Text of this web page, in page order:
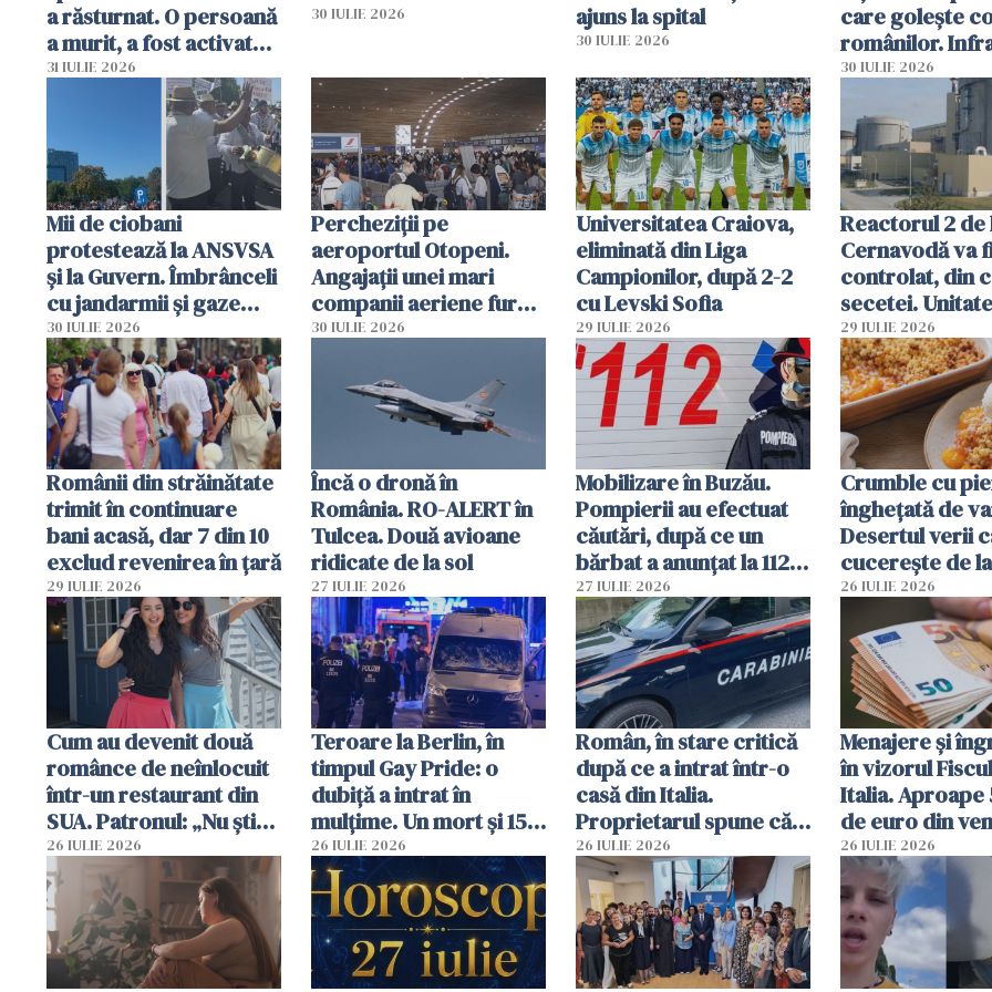
a răsturnat. O persoană
a murit, a fost activat
planul roșu de
31 IULIE 2026
30 IULIE 2026
ajuns la spital
30 IULIE 2026
care golește
românilor.
folosesc
Ghișeul.ro și
Române
30 IULIE 2026
Mii de ciobani
protestează la ANSVSA
și la Guvern. Îmbrânceli
cu jandarmii și gaze
lacrimogene
30 IULIE 2026
Percheziții pe
aeroportul Otopeni.
Angajații unei mari
companii aeriene furau
parfumuri, ceasuri și
vânzării
30 IULIE 2026
Universitatea Craiova,
eliminată din Liga
Campionilor, după 2-2
cu Levski Sofia
29 IULIE 2026
Reactorul 2 de
Cernavodă va
controlat, din
secetei.
deja oprită
29 IULIE 2026
Românii din străinătate
trimit în continuare
bani acasă, dar 7 din 10
exclud revenirea în țară
29 IULIE 2026
Încă o dronă în
România. RO-ALERT în
Tulcea. Două avioane
ridicate de la sol
27 IULIE 2026
Mobilizare în Buzău.
Pompierii au efectuat
căutări, după ce un
bărbat a anunțat la 112
că a văzut un obiect
luminos
27 IULIE 2026
Crumble cu
înghețată de
Desertul verii
cucerește de
lingură
26 IULIE 2026
Cum au devenit două
românce de neînlocuit
într-un restaurant din
SUA. Patronul: „Nu știu
ce o să mă fac fără voi”
26 IULIE 2026
Teroare la Berlin, în
timpul Gay Pride: o
dubiță a intrat în
mulțime. Un mort și 15
răniți
26 IULIE 2026
Român, în stare critică
după ce a intrat într-o
casă din Italia.
Proprietarul spune că
s-a apărat cu un cuțit
26 IULIE 2026
Menajere și
în vizorul
Italia. Aproape
de euro din
ascunși de
26 IULIE 2026